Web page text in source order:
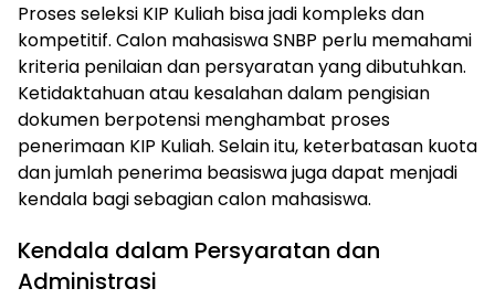
Proses seleksi KIP Kuliah bisa jadi kompleks dan
kompetitif. Calon mahasiswa SNBP perlu memahami
kriteria penilaian dan persyaratan yang dibutuhkan.
Ketidaktahuan atau kesalahan dalam pengisian
dokumen berpotensi menghambat proses
penerimaan KIP Kuliah. Selain itu, keterbatasan kuota
dan jumlah penerima beasiswa juga dapat menjadi
kendala bagi sebagian calon mahasiswa.
Kendala dalam Persyaratan dan
Administrasi